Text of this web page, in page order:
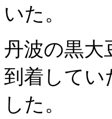
いた。
丹波の黒大
到着して
した。